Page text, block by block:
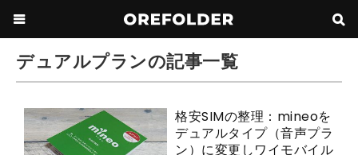
デュアルプランの記事一覧
格安SIMの整理：mineoを
デュアルタイプ（音声プラ
ン）に変更しワイモバイル